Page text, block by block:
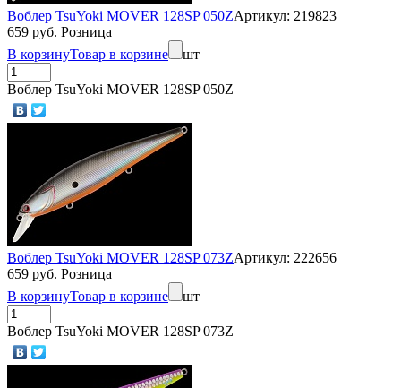
Воблер TsuYoki MOVER 128SP 050ZАртикул: 219823
659 руб. Розница
В корзинуТовар в корзине шт
Воблер TsuYoki MOVER 128SP 050Z
Воблер TsuYoki MOVER 128SP 073ZАртикул: 222656
659 руб. Розница
В корзинуТовар в корзине шт
Воблер TsuYoki MOVER 128SP 073Z